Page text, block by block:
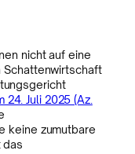
nicht auf eine
Schattenwirtschaft
Juli 2025 (Az.
keine zumutbare
das